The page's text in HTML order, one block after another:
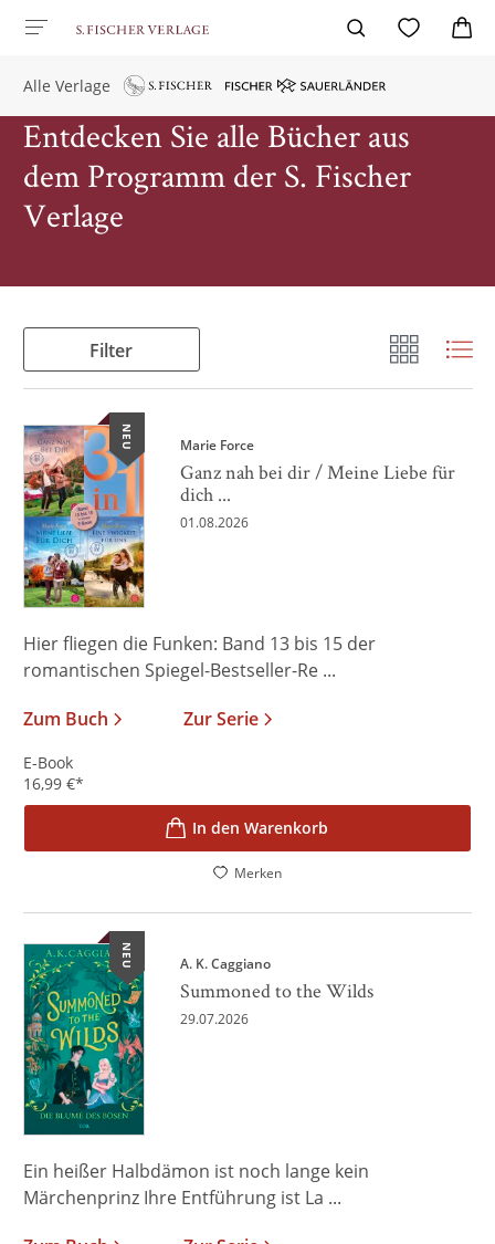
Alle Verlage
Entdecken Sie alle Bücher aus
dem Programm der S. Fischer
Verlage
Filter
NEU Marie Force
Ganz nah bei dir / Meine Liebe für
dich ...
01.08.2026
Hier fliegen die Funken: Band 13 bis 15 der
romantischen Spiegel-Bestseller-Re ...
Zum Buch
Zur Serie
E-Book
16,99 €*
In den Warenkorb
Merken
NEU A. K. Caggiano
Summoned to the Wilds
29.07.2026
Ein heißer Halbdämon ist noch lange kein
Märchenprinz Ihre Entführung ist La ...